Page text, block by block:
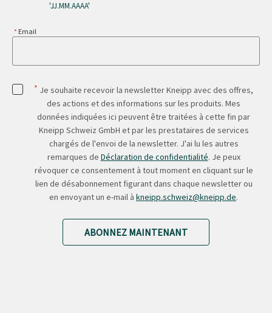
'JJ.MM.AAAA'
Email
* Je souhaite recevoir la newsletter Kneipp avec des offres,
des actions et des informations sur les produits. Mes
données indiquées ici peuvent être traitées à cette fin par
Kneipp Schweiz GmbH et par les prestataires de services
chargés de l'envoi de la newsletter. J'ai lu les autres
remarques de Déclaration de confidentialité. Je peux
révoquer ce consentement à tout moment en cliquant sur le
lien de désabonnement figurant dans chaque newsletter ou
en envoyant un e-mail à kneipp.schweiz@kneipp.de.
ABONNEZ MAINTENANT